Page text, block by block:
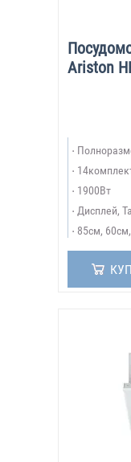
Ariston
1900Вт
Дисплей,
85см,